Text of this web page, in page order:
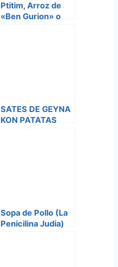
Ptitim, Arroz de
«Ben Gurion» o
SATES DE GEYNA
KON PATATAS
Sopa de Pollo (La
Penicilina Judia)